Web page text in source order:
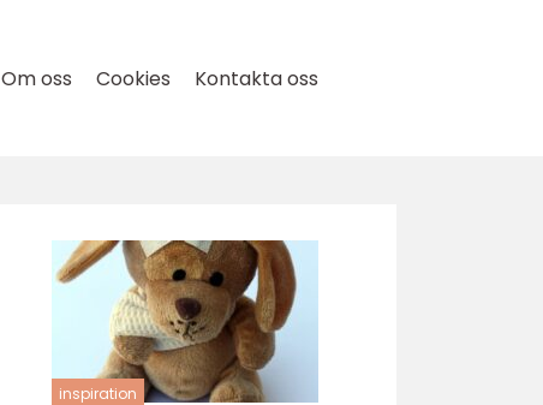
Om oss Cookies Kontakta oss
inspiration